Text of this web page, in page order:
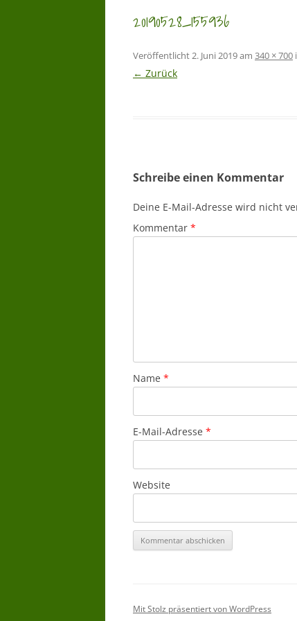
20190528_155936
Veröffentlicht2. Juni 2019am 340 × 700
← Zurück
Schreibe einen Kommentar
Deine E-Mail-Adresse wird nicht
Kommentar *
Name *
E-Mail-Adresse *
Website
Mit Stolz präsentiert von WordPress